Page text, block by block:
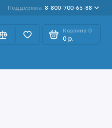
Поддержка 8-800-700-65-88
Корзина 0
0 р.